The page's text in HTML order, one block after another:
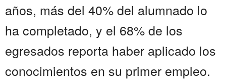
años, más del 40% del alumnado lo
ha completado, y el 68% de los
egresados reporta haber aplicado los
conocimientos en su primer empleo.